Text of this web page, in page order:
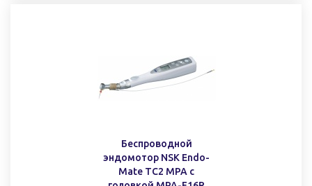
Беспроводной
эндомотор NSK Endo-
Mate TC2 MPA с